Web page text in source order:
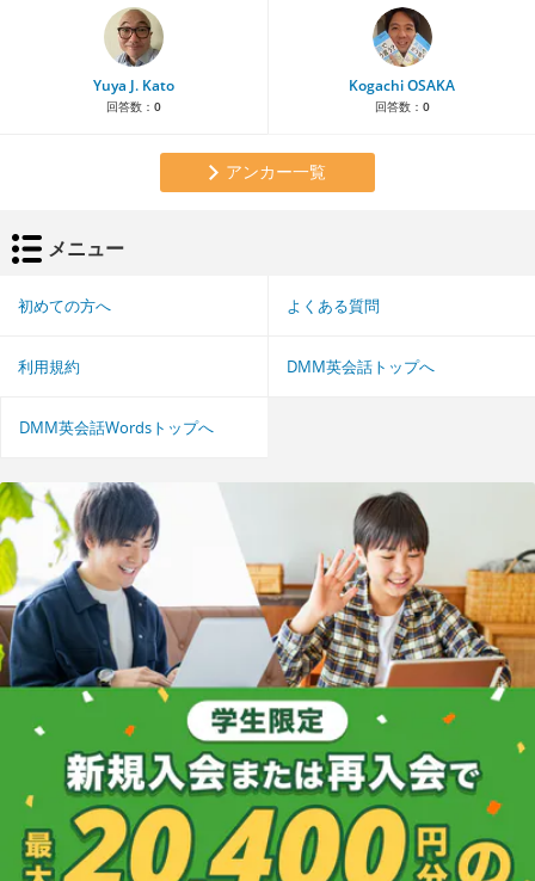
Yuya J. Kato
回答数： 0
Kogachi OSAKA
回答数： 0
アンカー一覧
メニュー
初めての方へ よくある質問
利用規約 DMM英会話トップへ
DMM英会話Wordsトップへ